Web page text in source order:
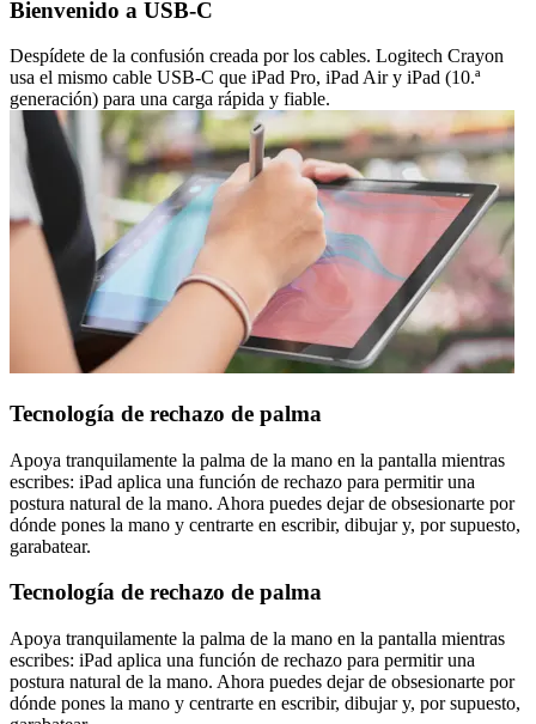
Bienvenido a USB-C
Despídete de la confusión creada por los cables. Logitech Crayon
usa el mismo cable USB-C que iPad Pro, iPad Air y iPad (10.ª
generación) para una carga rápida y fiable.
Tecnología de rechazo de palma
Apoya tranquilamente la palma de la mano en la pantalla mientras
escribes: iPad aplica una función de rechazo para permitir una
postura natural de la mano. Ahora puedes dejar de obsesionarte por
dónde pones la mano y centrarte en escribir, dibujar y, por supuesto,
garabatear.
Tecnología de rechazo de palma
Apoya tranquilamente la palma de la mano en la pantalla mientras
escribes: iPad aplica una función de rechazo para permitir una
postura natural de la mano. Ahora puedes dejar de obsesionarte por
dónde pones la mano y centrarte en escribir, dibujar y, por supuesto,